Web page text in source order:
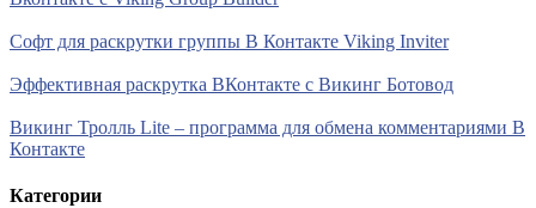
Софт для раскрутки группы В Контакте Viking Inviter
Эффективная раскрутка ВКонтакте с Викинг Ботовод
Викинг Тролль Lite – программа для обмена комментариями В
Контакте
Категории